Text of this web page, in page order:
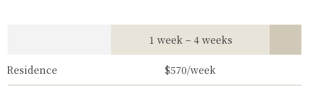
1 week – 4 weeks
Residence $570/week